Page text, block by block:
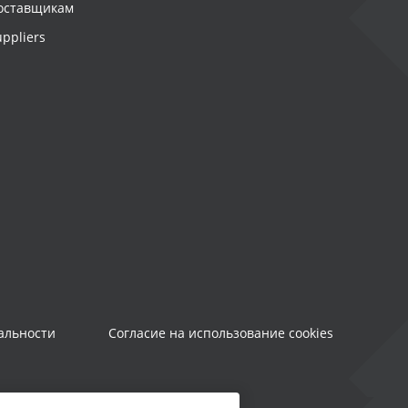
Согласие на использование cookies